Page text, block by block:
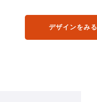
デザインをみる